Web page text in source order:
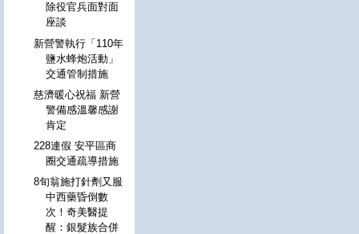
除役官兵面對面
座談
新營警執行「110年
鹽水蜂炮活動」
交通管制措施
慈濟暖心祝福 新營
警備感溫馨感謝
肯定
228連假 安平區商
圈交通疏導措施
8旬翁施打針劑又服
中西藥昏倒數
次！奇美醫提
醒：銀髮族合併